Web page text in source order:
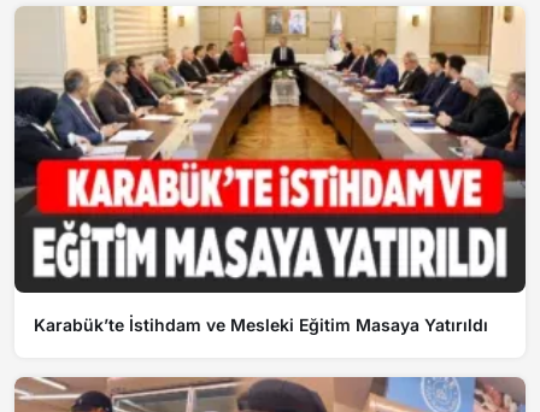
Karabük’te İstihdam ve Mesleki Eğitim Masaya Yatırıldı